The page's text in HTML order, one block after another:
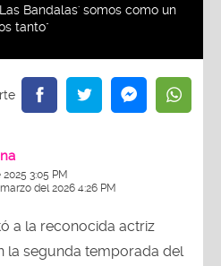
Bandalas' somos como un
tanto"
3:05 PM
del 2026 4:26 PM
a la reconocida actriz
la segunda temporada del